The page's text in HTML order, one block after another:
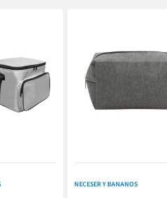
NECESER Y BANANOS